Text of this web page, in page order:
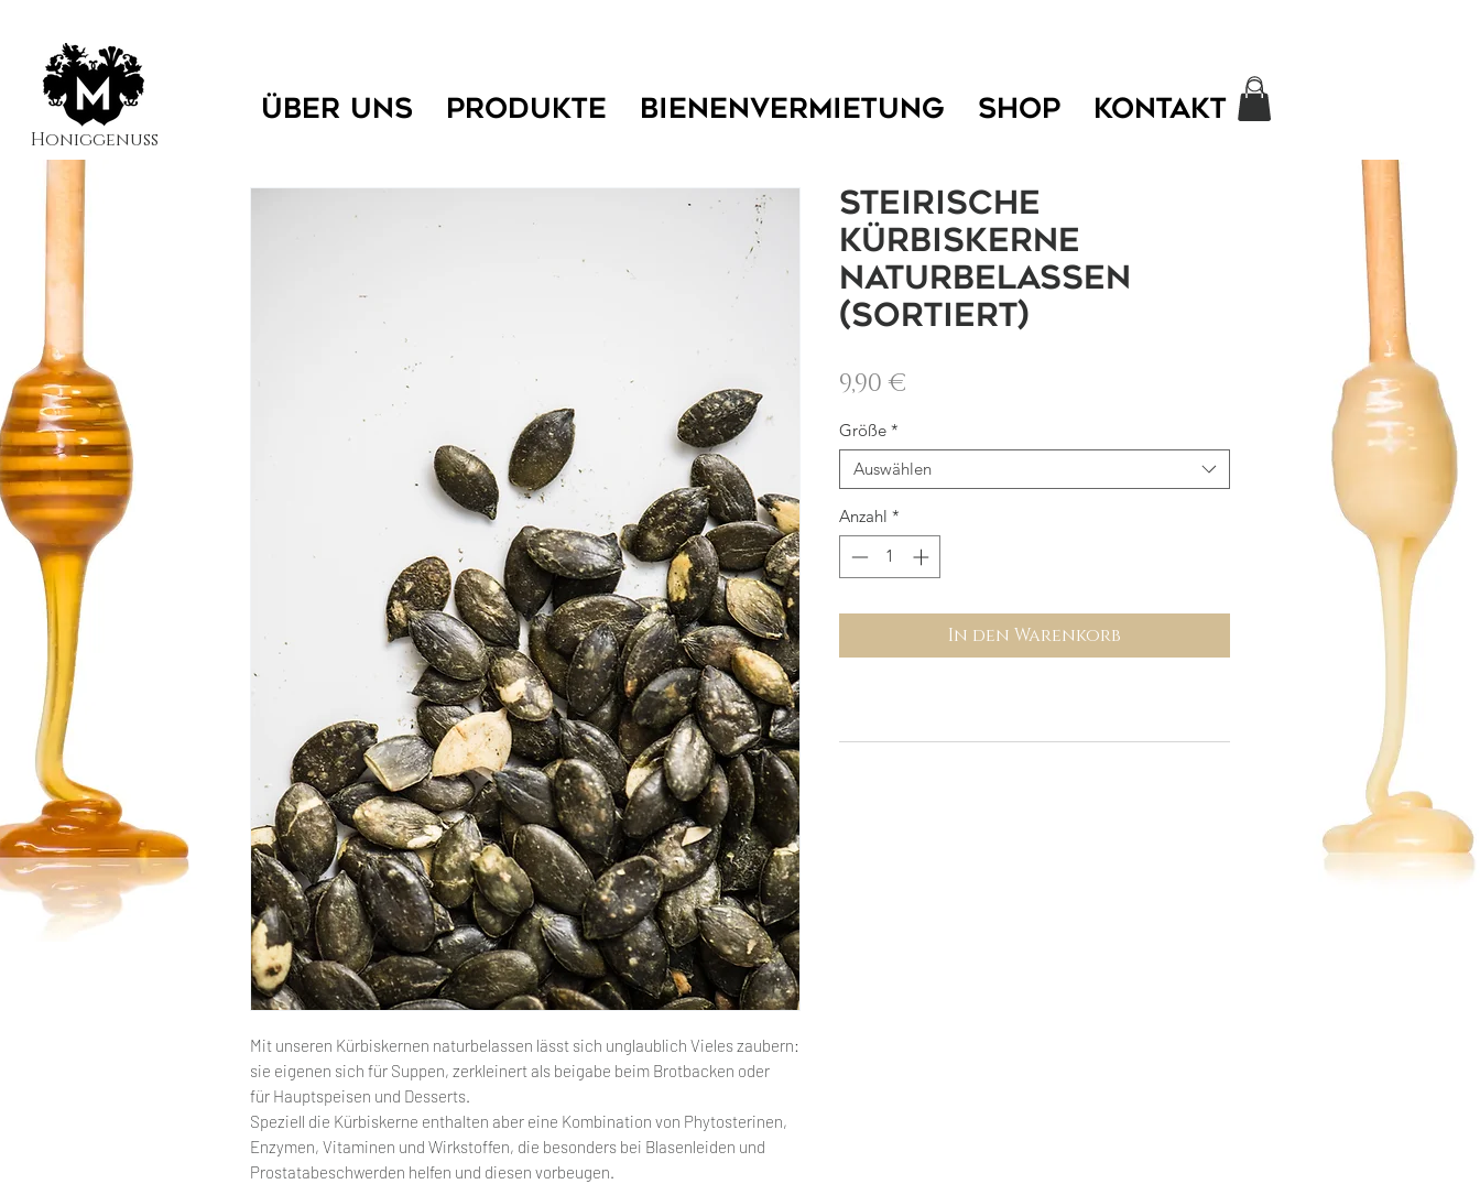
Honiggenuss
ÜBER UNS PRODUKTE BIENENVERMIETUNG SHOP KONTAKT
Mit unseren Kürbiskernen naturbelassen lässt sich unglaublich Vieles zaubern:
sie eigenen sich für Suppen, zerkleinert als beigabe beim Brotbacken oder
für Hauptspeisen und Desserts.
Speziell die Kürbiskerne enthalten aber eine Kombination von Phytosterinen,
Enzymen, Vitaminen und Wirkstoffen, die besonders bei Blasenleiden und
Prostatabeschwerden helfen und diesen vorbeugen.
Steirische
Kürbiskerne
naturbelassen
(sortiert)
9,90 €
Größe *
Auswählen
Anzahl *
In den Warenkorb